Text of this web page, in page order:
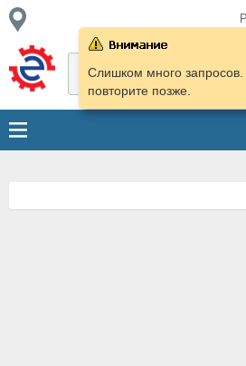
Слишком много запросов.
повторите позже.